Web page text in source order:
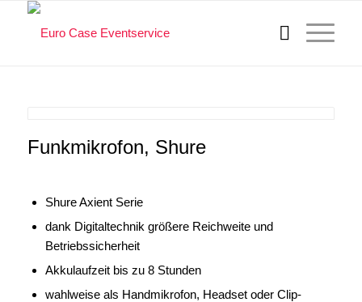
Funkmikrofon, Shure
Shure Axient Serie
dank Digitaltechnik größere Reichweite und
Betriebssicherheit
Akkulaufzeit bis zu 8 Stunden
wahlweise als Handmikrofon, Headset oder Clip-